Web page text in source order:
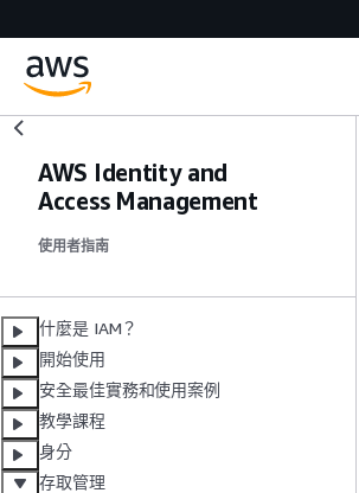
AWS Identity and
Access Management
使用者指南
什麼是 IAM？
開始使用
安全最佳實務和使用案例
教學課程
身分
存取管理